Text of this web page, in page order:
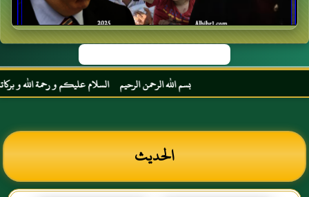
بسم الله الرحمن الرحيم السلام عليكم و رحمة الله و
الحديث